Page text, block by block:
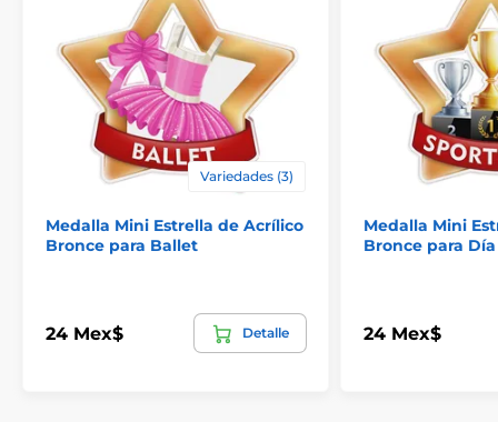
Variedades (3)
Medalla Mini Estrella de Acrílico
Bronce para Ballet
24 Mex$ Detalle
Medalla Mini
Bronce para
24 Mex$